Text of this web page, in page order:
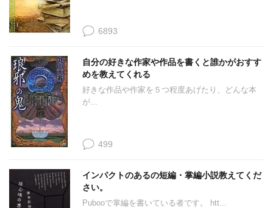
6893
自分の好きな作家や作品を書くと誰かがおすす
めを教えてくれる
好きな作品や作家を５つ程度あげたり、どんな本
が...
499
インパクトのあるの短編・掌編小説教えてくだ
さい。
Pubooで掌編を書いている者です。 htt...